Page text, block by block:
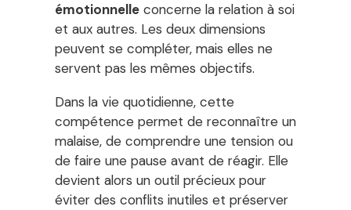
émotionnelle concerne la relation à soi
et aux autres. Les deux dimensions
peuvent se compléter, mais elles ne
servent pas les mêmes objectifs.
Dans la vie quotidienne, cette
compétence permet de reconnaître un
malaise, de comprendre une tension ou
de faire une pause avant de réagir. Elle
devient alors un outil précieux pour
éviter des conflits inutiles et préserver